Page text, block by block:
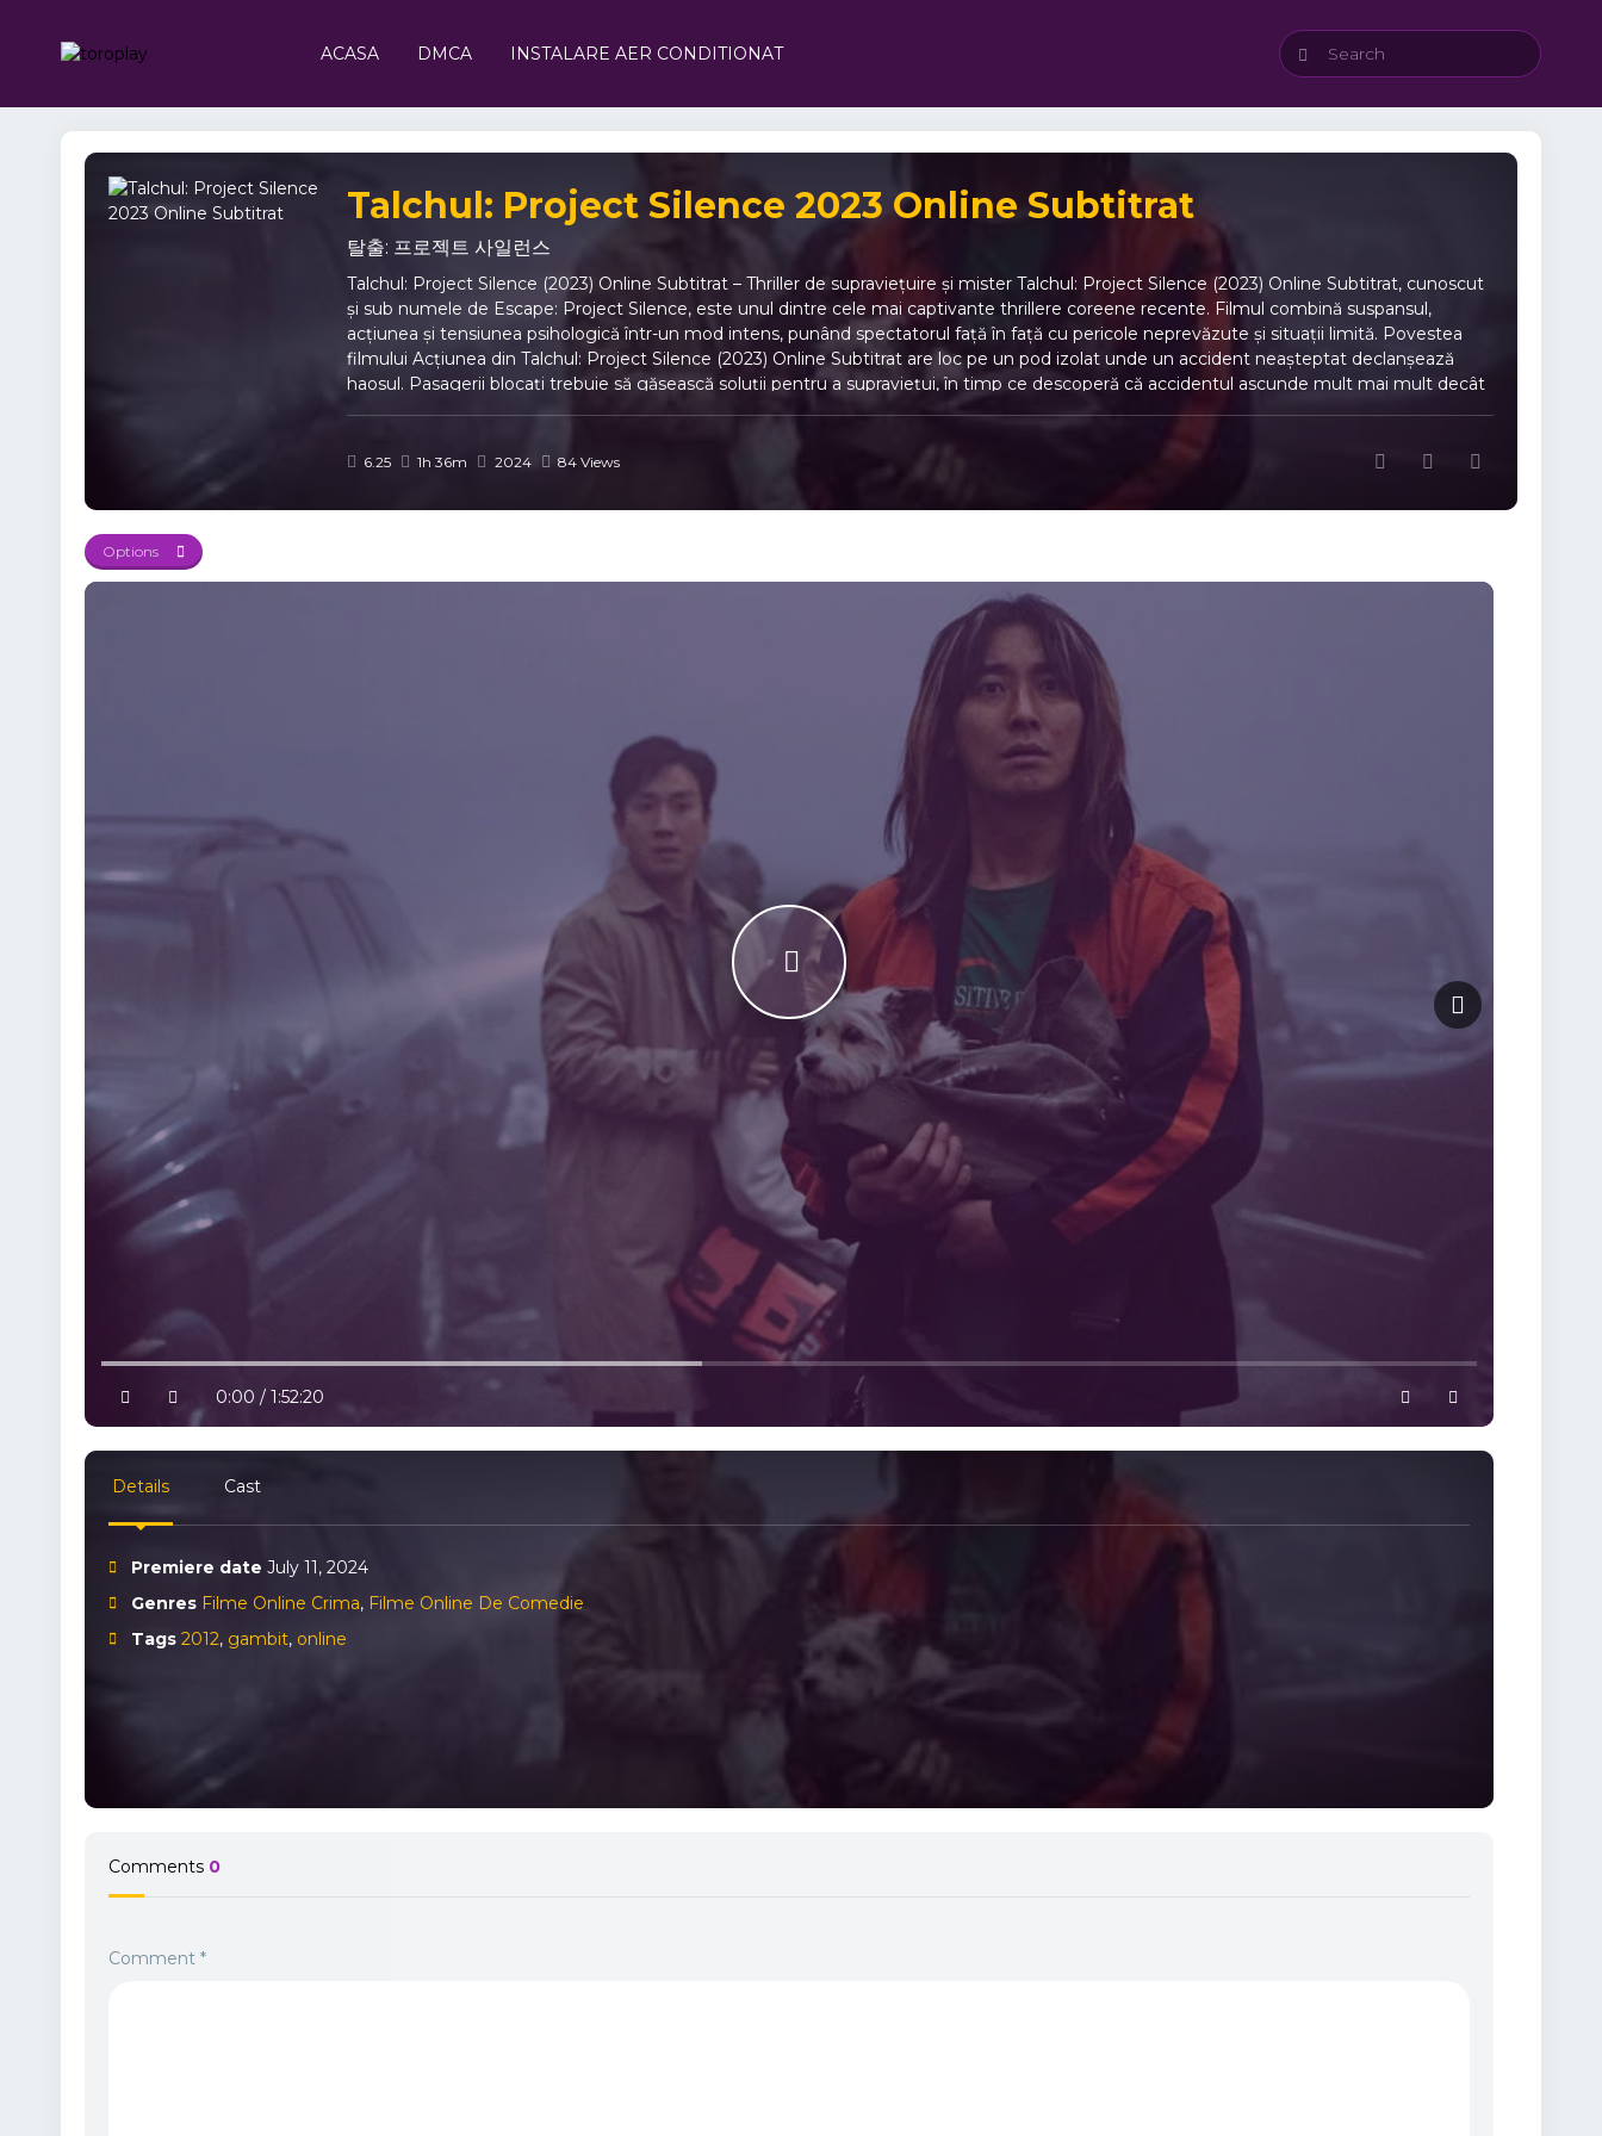
ACASA DMCA INSTALARE AER CONDITIONAT
Talchul: Project Silence 2023 Online Subtitrat
탈출: 프로젝트 사일런스
Talchul: Project Silence (2023) Online Subtitrat – Thriller de supraviețuire și mister Talchul: Project Silence (2023) Online Subtitrat, cunoscut
și sub numele de Escape: Project Silence, este unul dintre cele mai captivante thrillere coreene recente. Filmul combină suspansul,
acțiunea și tensiunea psihologică într-un mod intens, punând spectatorul față în față cu pericole neprevăzute și situații limită. Povestea
filmului Acțiunea din Talchul: Project Silence (2023) Online Subtitrat are loc pe un pod izolat unde un accident neașteptat declanșează
haosul. Pasagerii blocați trebuie să găsească soluții pentru a supraviețui, în timp ce descoperă că accidentul ascunde mult mai mult decât
urmărești Talchul: Project Silence 🔥 Suspans la cote maxime – fiecare secundă aduce o nouă provocare. 🎬 Atmosferă intensă – decoruri
care transmit emoție și tensiune. 💥 Acțiune și dramă – ritm alert care te ține cu sufletul la gură. Temele principale din Escape: Project
Urmărește Talchul: Project Silence (2023) Online Subtitrat acum și descoperă misterul din spatele accidentului.👉 Pătrunde în universul
întunecat al Escape: Project Silence și trăiește intensitatea fiecărui moment.👉 Vizionare online, cu subtitrare în română, pentru o
experiență completă și captivantă. Concluzie Talchul: Project Silence (2023) Online Subtitrat, sau Escape: Project Silence, este un thriller
care aduce laolaltă dramă, mister și acțiune intensă. Povestea captivantă și atmosfera tensionată te vor ține conectat de la început până la
final. Dacă îți plac filmele care îmbină suspansul cu revelații neașteptate și situații limită, atunci Talchul: Project Silence este alegerea
perfectă pentru tine. Intră acum în experiența unică a acestui film și trăiește adrenalina Tărâmului Tăcerii.
6.25 1h 36m 2024 84 Views
Options
10% progress
volume0:00 / 1:52:20 settings
Details Cast
Premiere date July 11, 2024
Genres Filme Online Crima, Filme Online De Comedie
Tags 2012, gambit, online
Comments 0
Comment *